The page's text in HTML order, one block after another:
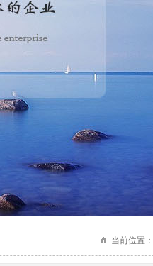
当前位置：